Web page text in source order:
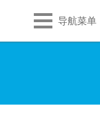
导航菜单